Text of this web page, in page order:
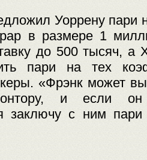
Уоррену пари
в размере 1
до 500 тысяч, а
пари на тех
«Фрэнк может
и если
заключу с ним